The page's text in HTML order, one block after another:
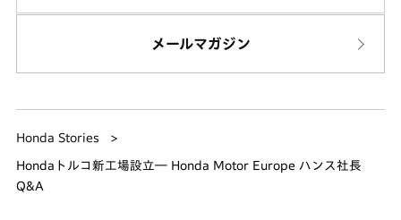
メールマガジン
Honda Stories
Hondaトルコ新工場設立― Honda Motor Europe ハンス社長
Q&A